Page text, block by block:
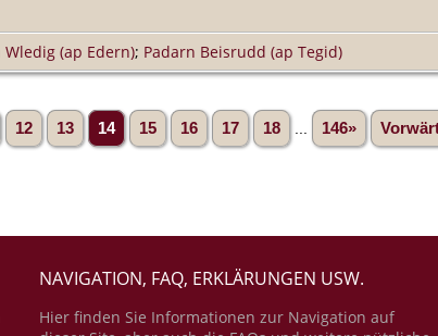
(ap Edern); Padarn Beisrudd (ap Tegid)
12 13 14 15 16 17 18 146»
NAVIGATION, FAQ, ERKLÄRUNGEN USW.
Hier finden Sie Informationen zur Navigation auf